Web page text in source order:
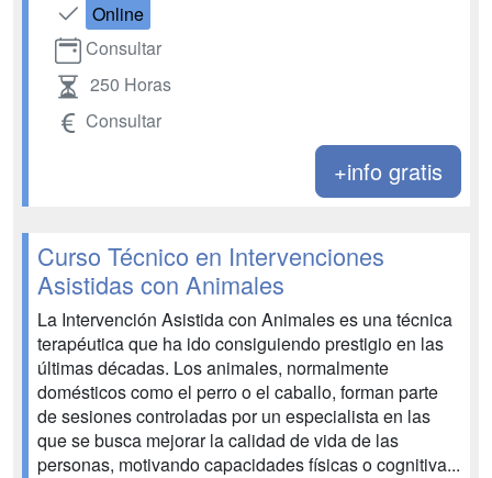
Online
Consultar
250 Horas
Consultar
+info gratis
Curso Técnico en Intervenciones
Asistidas con Animales
La Intervención Asistida con Animales es una técnica
terapéutica que ha ido consiguiendo prestigio en las
últimas décadas. Los animales, normalmente
domésticos como el perro o el caballo, forman parte
de sesiones controladas por un especialista en las
que se busca mejorar la calidad de vida de las
personas, motivando capacidades físicas o cognitiva...